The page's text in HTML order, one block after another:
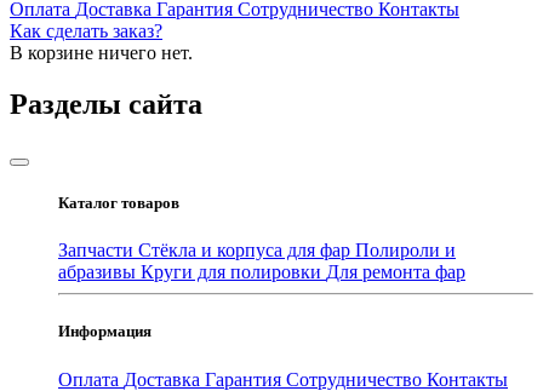
Оплата Доставка Гарантия Сотрудничество Контакты
Как сделать заказ?
В корзине ничего нет.
Разделы сайта
Каталог товаров
Запчасти Стёкла и корпуса для фар Полироли и
абразивы Круги для полировки Для ремонта фар
Информация
Оплата Доставка Гарантия Сотрудничество Контакты